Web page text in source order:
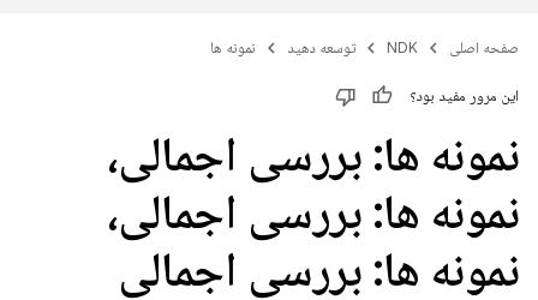
صفحه اصلی NDK توسعه دهید نمونه ها
این مرور مفید بود؟
نمونه ها: بررسی اجمالی،
نمونه ها: بررسی اجمالی،
نمونه ها: بررسی اجمالی